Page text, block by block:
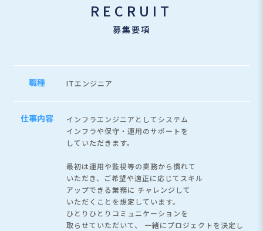
RECRUIT
募集要項
職種 ITエンジニア
仕事内容
インフラエンジニアとしてシステム
インフラや保守・運用のサポートを
していただきます。
最初は運用や監視等の業務から慣れて
いただき、ご希望や適正に応じてスキル
アップできる業務に チャレンジして
いただくことを想定しています。
ひとりひとりコミュニケーションを
取らせていただいて、
一緒にプロジェクトを決定し